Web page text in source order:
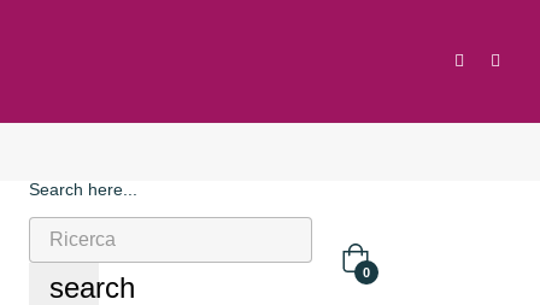
Search here...
search 0